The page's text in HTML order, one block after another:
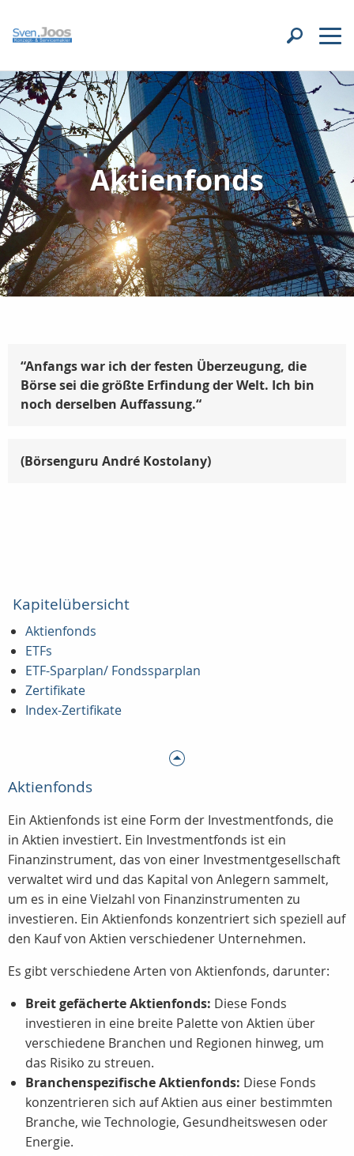
Aktienfonds
“Anfangs war ich der festen Überzeugung, die
Börse sei die größte Erfindung der Welt. Ich bin
noch derselben Auffassung.“
(Börsenguru André Kostolany)
Kapitelübersicht
Aktienfonds
ETFs
ETF-Sparplan/ Fondssparplan
Zertifikate
Index-Zertifikate
Aktienfonds
Ein Aktienfonds ist eine Form der Investmentfonds, die
in Aktien investiert. Ein Investmentfonds ist ein
Finanzinstrument, das von einer Investmentgesellschaft
verwaltet wird und das Kapital von Anlegern sammelt,
um es in eine Vielzahl von Finanzinstrumenten zu
investieren. Ein Aktienfonds konzentriert sich speziell auf
den Kauf von Aktien verschiedener Unternehmen.
Es gibt verschiedene Arten von Aktienfonds, darunter:
Breit gefächerte Aktienfonds: Diese Fonds
investieren in eine breite Palette von Aktien über
verschiedene Branchen und Regionen hinweg, um
das Risiko zu streuen.
Branchenspezifische Aktienfonds: Diese Fonds
konzentrieren sich auf Aktien aus einer bestimmten
Branche, wie Technologie, Gesundheitswesen oder
Energie.